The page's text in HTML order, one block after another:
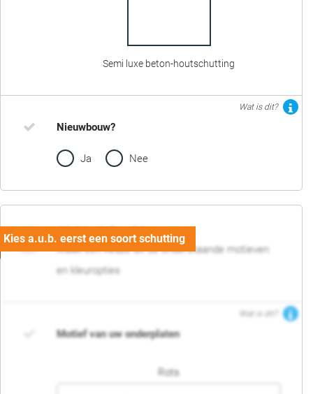
Semi luxe beton-houtschutting
Wat is dit?
Nieuwbouw?
Ja Nee
02. Motief en kleur
Maak een keuze uit de onderstaande motieven
en kleuropties
Wat is dit?
Motief van uw onderplaten
Rots